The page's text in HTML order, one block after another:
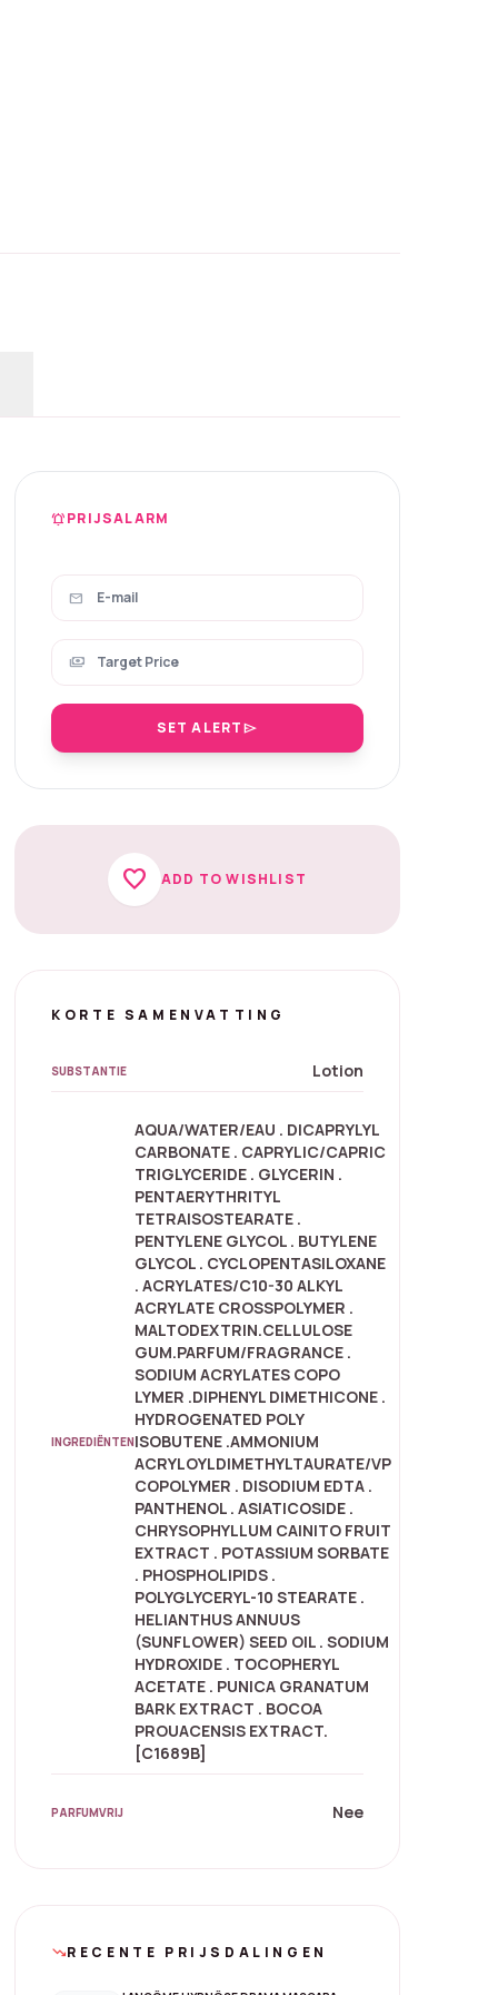
notifications_activePRIJSALARM
mail
payments
SET ALERTsend
favorite ADD TO WISHLIST
KORTE SAMENVATTING
SUBSTANTIE Lotion
INGREDIËNTEN
AQUA/WATER/EAU . DICAPRYLYL
CARBONATE . CAPRYLIC/CAPRIC
TRIGLYCERIDE . GLYCERIN .
PENTAERYTHRITYL
TETRAISOSTEARATE .
PENTYLENE GLYCOL . BUTYLENE
GLYCOL . CYCLOPENTASILOXANE
. ACRYLATES/C10-30 ALKYL
ACRYLATE CROSSPOLYMER .
MALTODEXTRIN.CELLULOSE
GUM.PARFUM/FRAGRANCE .
SODIUM ACRYLATES COPO
LYMER .DIPHENYL DIMETHICONE .
HYDROGENATED POLY
ISOBUTENE .AMMONIUM
ACRYLOYLDIMETHYLTAURATE/VP
COPOLYMER . DISODIUM EDTA .
PANTHENOL . ASIATICOSIDE .
CHRYSOPHYLLUM CAINITO FRUIT
EXTRACT . POTASSIUM SORBATE
. PHOSPHOLIPIDS .
POLYGLYCERYL-10 STEARATE .
HELIANTHUS ANNUUS
(SUNFLOWER) SEED OIL . SODIUM
HYDROXIDE . TOCOPHERYL
ACETATE . PUNICA GRANATUM
BARK EXTRACT . BOCOA
PROUACENSIS EXTRACT.
[C1689B]
PARFUMVRIJ Nee
trending_downRECENTE PRIJSDALINGEN